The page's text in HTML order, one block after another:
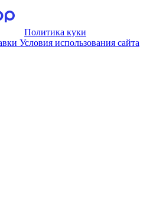
Политика куки
Условия использования сайта